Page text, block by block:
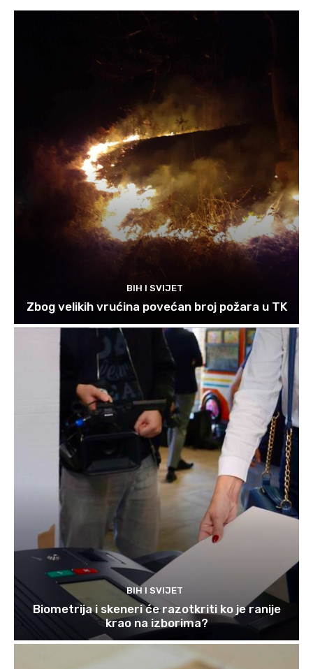
BIH I SVIJET
Zbog velikih vrućina povećan broj požara u TK
BIH I SVIJET
Biometrija i skeneri će razotkriti ko je ranije
krao na izborima?